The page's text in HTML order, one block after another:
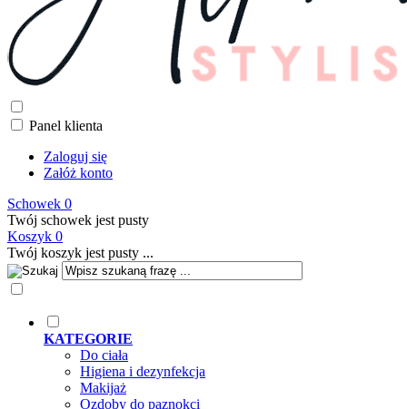
Panel klienta
Zaloguj się
Załóż konto
Schowek 0
Twój schowek jest pusty
Koszyk 0
Twój koszyk jest pusty ...
KATEGORIE
Do ciała
Higiena i dezynfekcja
Makijaż
Ozdoby do paznokci